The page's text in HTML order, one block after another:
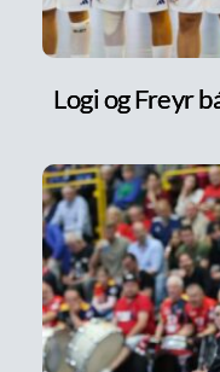
Logi og Freyr